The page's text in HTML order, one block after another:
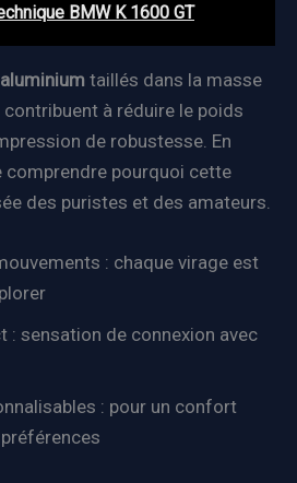
BMW K 1600 GT
taillés dans la masse
à réduire le poids
de robustesse. En
comprendre pourquoi cette
des puristes et des amateurs.
: chaque virage est
: sensation de connexion avec
: pour un confort